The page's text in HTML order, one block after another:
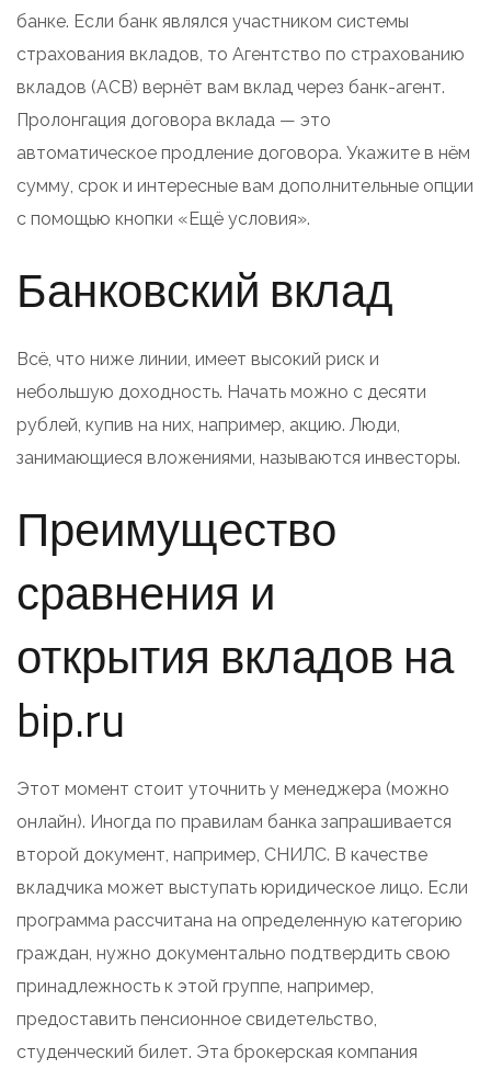
банке. Если банк являлся участником системы
страхования вкладов, то Агентство по страхованию
вкладов (АСВ) вернёт вам вклад через банк-агент.
Пролонгация договора вклада — это
автоматическое продление договора. Укажите в нём
сумму, срок и интересные вам дополнительные опции
с помощью кнопки «Ещё условия».
Банковский вклад
Всё, что ниже линии, имеет высокий риск и
небольшую доходность. Начать можно с десяти
рублей, купив на них, например, акцию. Люди,
занимающиеся вложениями, называются инвесторы.
Преимущество
сравнения и
открытия вкладов на
bip.ru
Этот момент стоит уточнить у менеджера (можно
онлайн). Иногда по правилам банка запрашивается
второй документ, например, СНИЛС. В качестве
вкладчика может выступать юридическое лицо. Если
программа рассчитана на определенную категорию
граждан, нужно документально подтвердить свою
принадлежность к этой группе, например,
предоставить пенсионное свидетельство,
студенческий билет. Эта брокерская компания